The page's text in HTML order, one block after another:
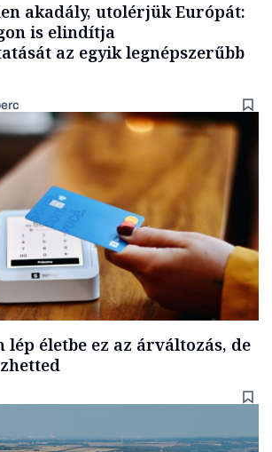
akadály, utolérjük Európát:
is elindítja
az egyik legnépszerűbb
lép életbe ez az árváltozás, de